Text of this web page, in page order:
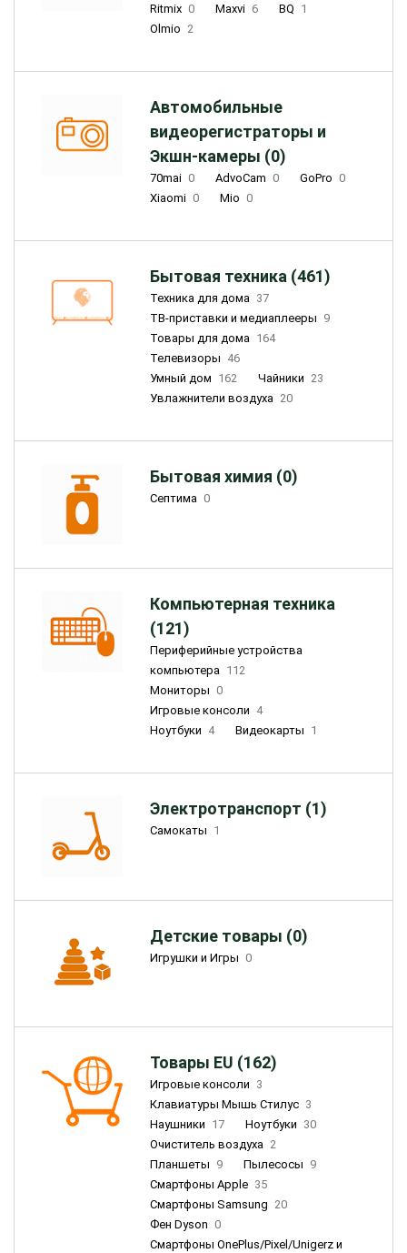
Ritmix 0 Maxvi 6 BQ 1
Olmio 2
Автомобильные
видеорегистраторы и
Экшн-камеры (0)
70mai 0 AdvoCam 0 GoPro 0
Xiaomi 0 Mio 0
Бытовая техника (461)
Техника для дома 37
ТВ-приставки и медиаплееры 9
Товары для дома 164
Телевизоры 46
Умный дом 162 Чайники 23
Увлажнители воздуха 20
Бытовая химия (0)
Септима 0
Компьютерная техника
(121)
Периферийные устройства
компьютера 112
Мониторы 0
Игровые консоли 4
Ноутбуки 4 Видеокарты 1
Электротранспорт (1)
Самокаты 1
Детские товары (0)
Игрушки и Игры 0
Товары EU (162)
Игровые консоли 3
Клавиатуры Мышь Стилус 3
Наушники 17 Ноутбуки 30
Очиститель воздуха 2
Планшеты 9 Пылесосы 9
Смартфоны Apple 35
Смартфоны Samsung 20
Фен Dyson 0
Смартфоны OnePlus/Pixel/Unigerz и